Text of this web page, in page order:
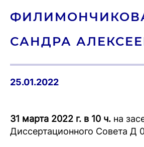
САН­ДРА
25.01.2022
31 марта 2022 г. в 10 ч. на
Диссертационного Совета Д